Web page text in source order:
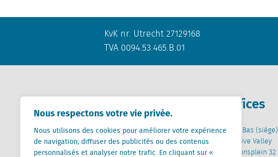
Nous respectons votre vie privée.
Nous utilisons des cookies pour améliorer votre expérience
de navigation, diffuser des publicités ou des contenus
personnalisés et analyser notre trafic. En cliquant sur «
KvK nr. Utrecht 27129168
TVA 0094.53.465.B.01
+31 (0) 85 760 3283
+32 (0) 2 267 2800
Offices
Pays-Bas (siège)
Creative Valley
Stationsplein 32